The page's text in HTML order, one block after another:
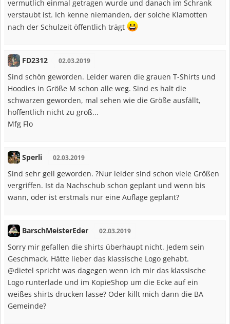
vermutlich einmal getragen wurde und danach im Schrank
verstaubt ist. Ich kenne niemanden, der solche Klamotten
nach der Schulzeit öffentlich trägt
FD2312 02.03.2019
Sind schön geworden. Leider waren die grauen T-Shirts und
Hoodies in Größe M schon alle weg. Sind es halt die
schwarzen geworden, mal sehen wie die Größe ausfällt,
hoffentlich nicht zu groß...
Mfg Flo
Sperli 02.03.2019
Sind sehr geil geworden. ?Nur leider sind schon viele Größen
vergriffen. Ist da Nachschub schon geplant und wenn bis
wann, oder ist erstmals nur eine Auflage geplant?
BarschMeisterEder 02.03.2019
Sorry mir gefallen die shirts überhaupt nicht. Jedem sein
Geschmack. Hätte lieber das klassische Logo gehabt.
@dietel spricht was dagegen wenn ich mir das klassische
Logo runterlade und im KopieShop um die Ecke auf ein
weißes shirts drucken lasse? Oder killt mich dann die BA
Gemeinde?